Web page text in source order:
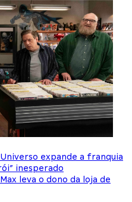
expande a franquia
inesperado
leva o dono da loja de